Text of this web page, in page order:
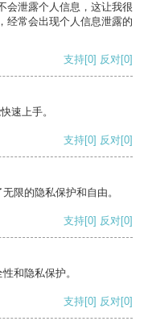
会泄露个人信息，这让我很
经常会出现个人信息泄露的
支持[0] 反对[0]
速上手。
支持[0] 反对[0]
限的隐私保护和自由。
支持[0] 反对[0]
和隐私保护。
支持[0] 反对[0]